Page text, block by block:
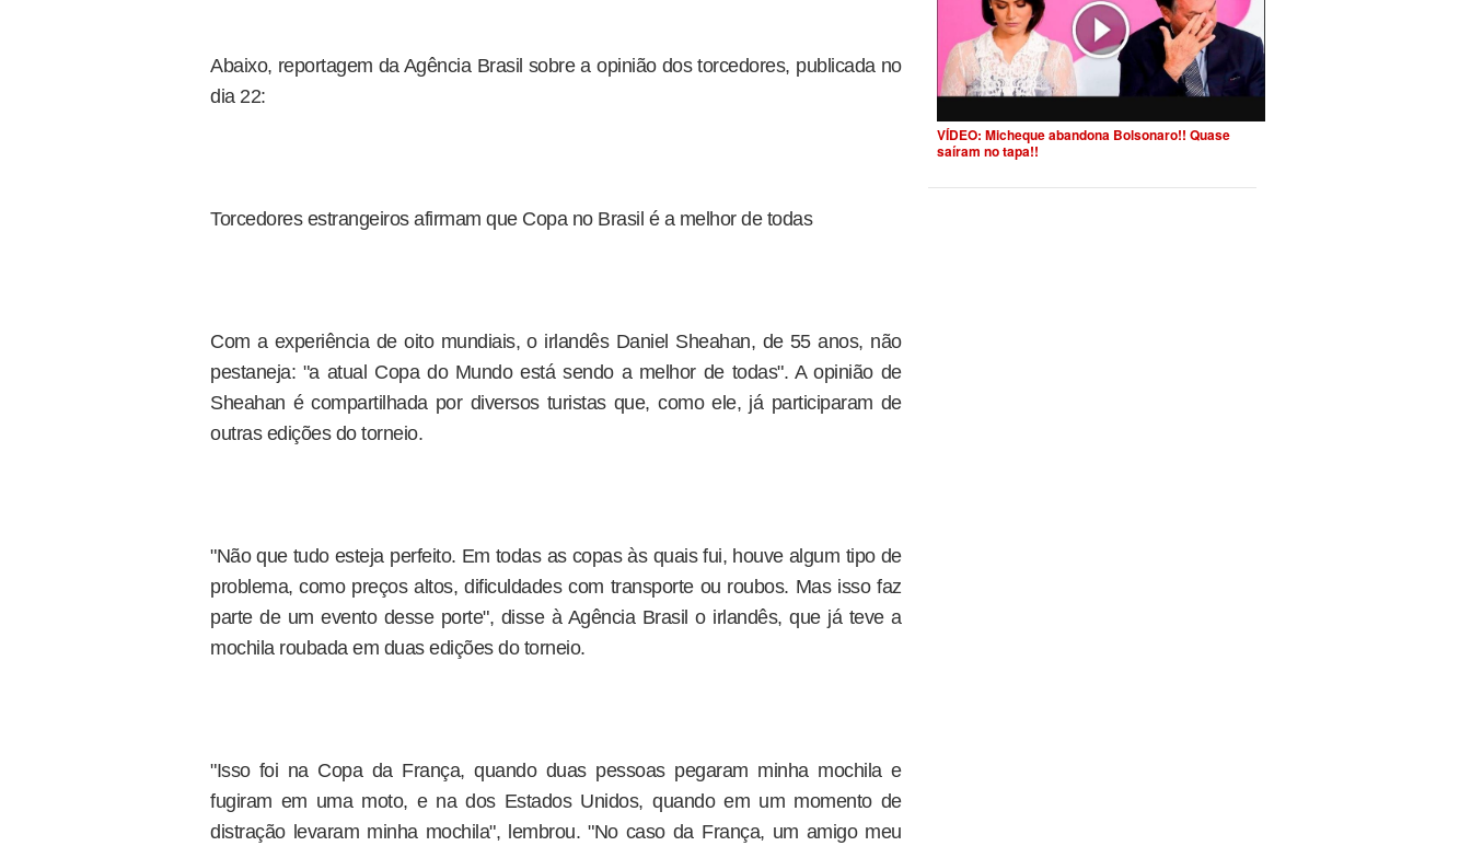
Abaixo, reportagem da Agência Brasil sobre a opinião dos torcedores, publicada no
dia 22:
Torcedores estrangeiros afirmam que Copa no Brasil é a melhor de todas
Com a experiência de oito mundiais, o irlandês Daniel Sheahan, de 55 anos, não
pestaneja: "a atual Copa do Mundo está sendo a melhor de todas". A opinião de
Sheahan é compartilhada por diversos turistas que, como ele, já participaram de
outras edições do torneio.
"Não que tudo esteja perfeito. Em todas as copas às quais fui, houve algum tipo de
problema, como preços altos, dificuldades com transporte ou roubos. Mas isso faz
parte de um evento desse porte", disse à Agência Brasil o irlandês, que já teve a
mochila roubada em duas edições do torneio.
"Isso foi na Copa da França, quando duas pessoas pegaram minha mochila e
fugiram em uma moto, e na dos Estados Unidos, quando em um momento de
distração levaram minha mochila", lembrou. "No caso da França, um amigo meu
VÍDEO: Micheque abandona Bolsonaro!! Quase
saíram no tapa!!